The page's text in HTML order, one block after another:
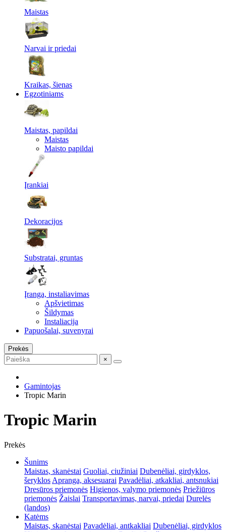
Maistas
Narvai ir priedai
Kraikas, šienas
Egzotiniams
Maistas, papildai
Maistas
Maisto papildai
Įrankiai
Dekoracijos
Substratai, gruntas
Įranga, instaliavimas
Apšvietimas
Šildymas
Instaliacija
Papuošalai, suvenyrai
Prekės
×
Gamintojas
Tropic Marin
Tropic Marin
Prekės
Šunims
Maistas, skanėstai Guoliai, ciužiniai Dubenėliai, girdyklos,
šeryklos Apranga, aksesuarai Pavadėliai, atkakliai, antsnukiai
Dresūros priemonės Higienos, valymo priemonės Priežiūros
priemonės Žaislai Transportavimas, narvai, priedai Durelės
(landos)
Katėms
Maistas, skanėstai Pavadėliai, antkakliai Dubenėliai, girdyklos